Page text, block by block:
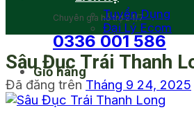
Chuyên gia hỗ trợ 24/7
0336 001 586
Giỏ hàng
Tuyển Dụng
Đại Lý Ecom
Sâu Đục Trái Thanh
Đã đăng trên Tháng 9 24, 2025